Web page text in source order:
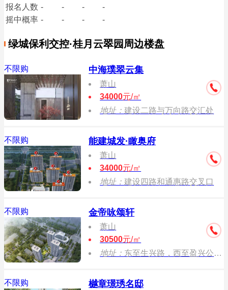
报名 人数 - - -
-
摇中概率 - - - -
绿城保利交控·桂月云翠园周边楼盘
不限购 中海璞翠云集
萧山
34000元/㎡
地址： 建设二路与万向路交汇处
不限购 能建城发·瞰奥府
萧山
34000元/㎡
地址： 建设四路和通惠路交叉口
不限购 金帝咏颂轩
萧山
30500元/㎡
地址： 东至生兴路，西至盈兴公寓，北至规划振宁路
不限购 樾章璟琇名邸